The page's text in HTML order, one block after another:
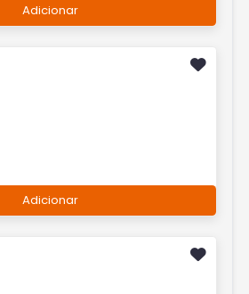
Adicionar
Adicionar